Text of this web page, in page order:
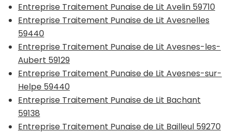
Entreprise Traitement Punaise de Lit Avelin 59710
Entreprise Traitement Punaise de Lit Avesnelles
59440
Entreprise Traitement Punaise de Lit Avesnes-les-
Aubert 59129
Entreprise Traitement Punaise de Lit Avesnes-sur-
Helpe 59440
Entreprise Traitement Punaise de Lit Bachant
59138
Entreprise Traitement Punaise de Lit Bailleul 59270